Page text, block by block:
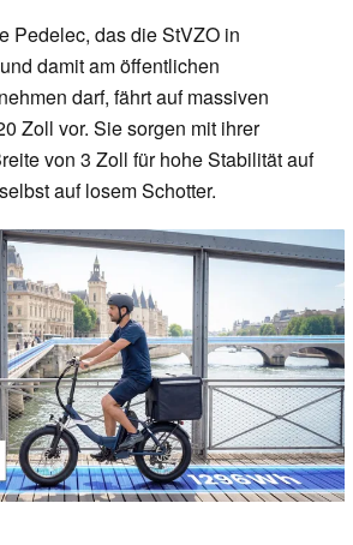
Pedelec, das die StVZO in
damit am öffentlichen
darf, fährt auf massiven
Zoll vor. Sie sorgen mit ihrer
von 3 Zoll für hohe Stabilität auf
auf losem Schotter.